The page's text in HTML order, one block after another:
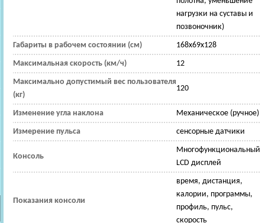
нагрузки на суставы и
позвоночник)
Габариты в рабочем состоянии (см) 168x69x128
Максимальная скорость (км/ч) 12
Максимально допустимый вес пользователя
(кг)
120
Изменение угла наклона Механическое (ручное)
Измерение пульса сенсорные датчики
Консоль
Многофункциональный
LСD дисплей
Показания консоли
время, дистанция,
калории, программы,
профиль, пульс,
скорость